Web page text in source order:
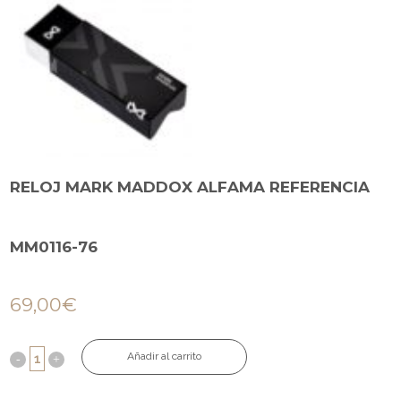
RELOJ MARK MADDOX ALFAMA REFERENCIA
MM0116-76
69,00€
Añadir al carrito